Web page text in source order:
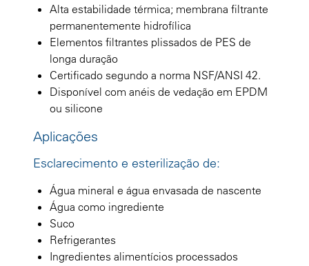
Alta estabilidade térmica; membrana filtrante
permanentemente hidrofílica
Elementos filtrantes plissados de PES de
longa duração
Certificado segundo a norma NSF/ANSI 42.
Disponível com anéis de vedação em EPDM
ou silicone
Aplicações
Esclarecimento e esterilização de:
Água mineral e água envasada de nascente
Água como ingrediente
Suco
Refrigerantes
Ingredientes alimentícios processados